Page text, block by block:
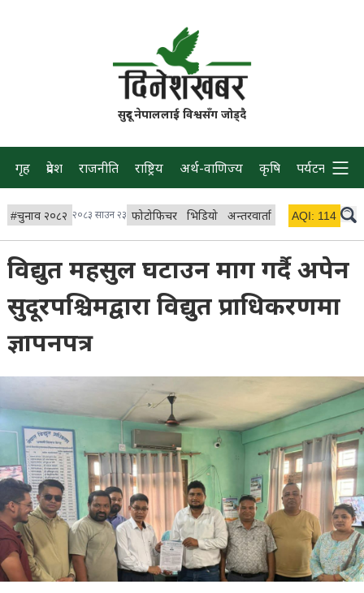
सुदूर नेपाललाई विश्वसँग जोड्दै
गृह प्रदेश राजनीति राष्ट्रिय अर्थ-वाणिज्य कृषि पर्यटन प्रवास
#चुनाव २०८२ २०८३ साउन २३ फोटोफिचर भिडियो अन्तरवार्ता विचार/ब्लग
AQI: 114
विद्युत महसुल घटाउन माग गर्दै अपेन
सुदूरपश्चिमद्वारा विद्युत प्राधिकरणमा
ज्ञापनपत्र